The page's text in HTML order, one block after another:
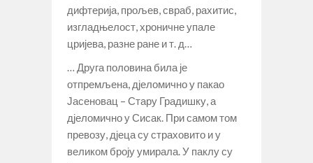
дифтерија, прољев, свраб, рахитис,
изгладњелост, хроничне упале
цријева, разне ране и т. д…
… Друга половина била је
отпремљена, дјеломично у пакао
Јасеновац – Стару Градишку, а
дјеломично у Сисак. При самом том
превозу, дјеца су страховито и у
великом броју умирала. У паклу су